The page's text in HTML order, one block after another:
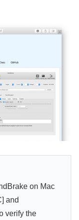
on Mac
and
verify the